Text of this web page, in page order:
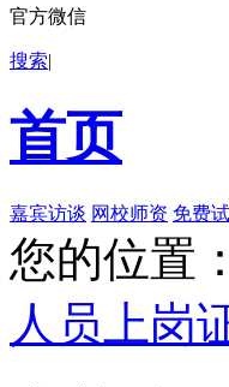
官方微信
搜索|
首页
嘉宾访谈 网校师资 免费
您的位置：
人员上岗